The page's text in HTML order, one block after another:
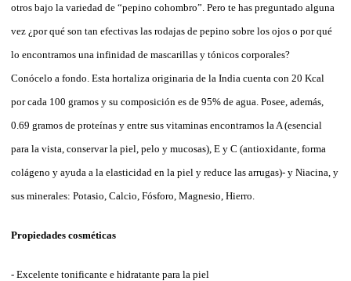
otros bajo la variedad de “pepino cohombro”. Pero te has preguntado alguna
vez ¿por qué son tan efectivas las rodajas de pepino sobre los ojos o por qué
lo encontramos una infinidad de mascarillas y tónicos corporales?
Conócelo a fondo. Esta hortaliza originaria de la India cuenta con 20 Kcal
por cada 100 gramos y su composición es de 95% de agua. Posee, además,
0.69 gramos de proteínas y entre sus vitaminas encontramos la A (esencial
para la vista, conservar la piel, pelo y mucosas), E y C (antioxidante, forma
colágeno y ayuda a la elasticidad en la piel y reduce las arrugas)- y Niacina, y
sus minerales: Potasio, Calcio, Fósforo, Magnesio, Hierro.
Propiedades cosméticas
- Excelente tonificante e hidratante para la piel